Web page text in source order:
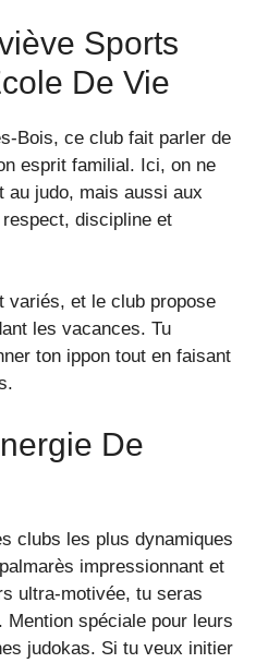
Sports
De Vie
Bois, ce club fait parler de
esprit familial. Ici, on ne
au judo, mais aussi aux
discipline et
variés, et le club propose
les vacances. Tu
ton ippon tout en faisant
De
clubs les plus dynamiques
impressionnant et
ultra-motivée, tu seras
Mention spéciale pour leurs
judokas. Si tu veux initier